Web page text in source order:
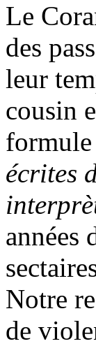
Le
des
leur
cousin
écrites
années
Notre
de